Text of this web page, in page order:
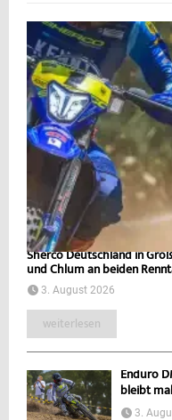
Sherco Deutschland in
und Chlum an beiden
3. August 2026
weiterlesen
Enduro
bleibt
3.